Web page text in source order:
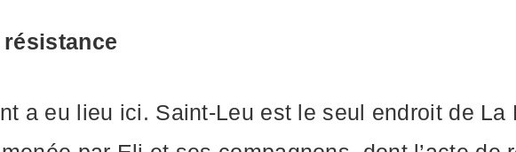
a eu lieu ici. Saint-Leu est le seul endroit de La